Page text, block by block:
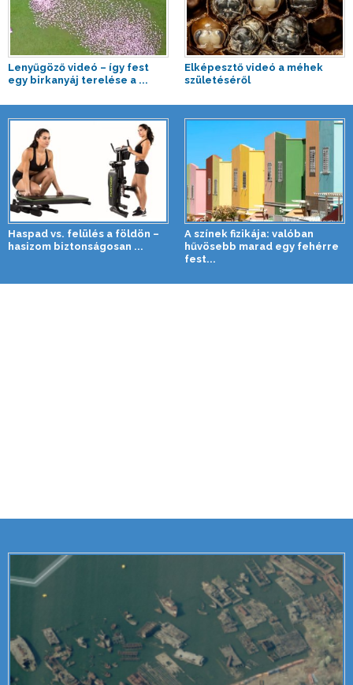
Lenyűgöző videó – így fest
egy birkanyáj terelése a ...
Elképesztő videó a méhek
születéséről
Haspad vs. felülés a földön –
hasizom biztonságosan ...
A színek fizikája: valóban
hűvösebb marad egy fehérre
fest...